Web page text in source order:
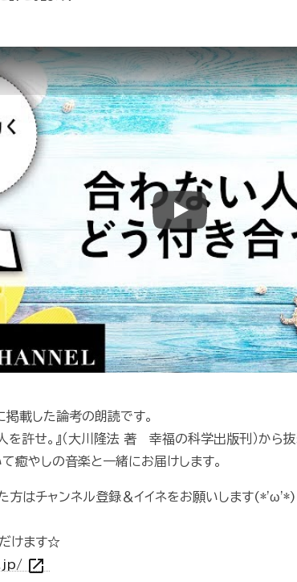
Play
掲載した論考の朗読です。
を許せ。』（大川隆法 著 幸福の科学出版刊）から抜
癒やしの音楽と一緒にお届けします。
た方はチャンネル登録＆イイネをお願いします(*'ω'*)
けます☆
open_in_new